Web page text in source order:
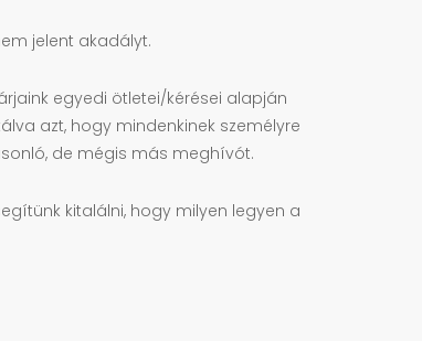
jelent akadályt.
egyedi ötletei/kérései alapján
azt, hogy mindenkinek személyre
de mégis más meghívót.
kitalálni, hogy milyen legyen a